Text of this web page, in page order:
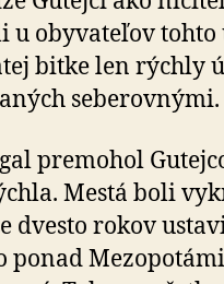
u obyvateľov
bitke len rýchly
seberovnými.
premohol
Mestá boli
dvesto rokov
ponad